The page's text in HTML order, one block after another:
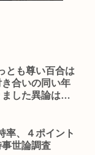
き合いの同い年
した異論は認
世論調査